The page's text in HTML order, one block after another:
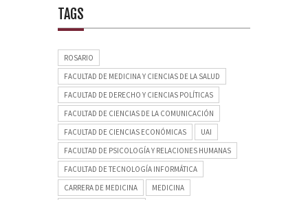
TAGS
ROSARIO
FACULTAD DE MEDICINA Y CIENCIAS DE LA SALUD
FACULTAD DE DERECHO Y CIENCIAS POLÍTICAS
FACULTAD DE CIENCIAS DE LA COMUNICACIÓN
FACULTAD DE CIENCIAS ECONÓMICAS
UAI
FACULTAD DE PSICOLOGÍA Y RELACIONES HUMANAS
FACULTAD DE TECNOLOGÍA INFORMÁTICA
CARRERA DE MEDICINA
MEDICINA